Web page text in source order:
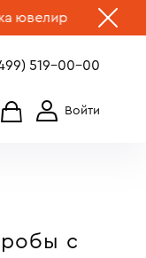
изделий по
519-00-00
c